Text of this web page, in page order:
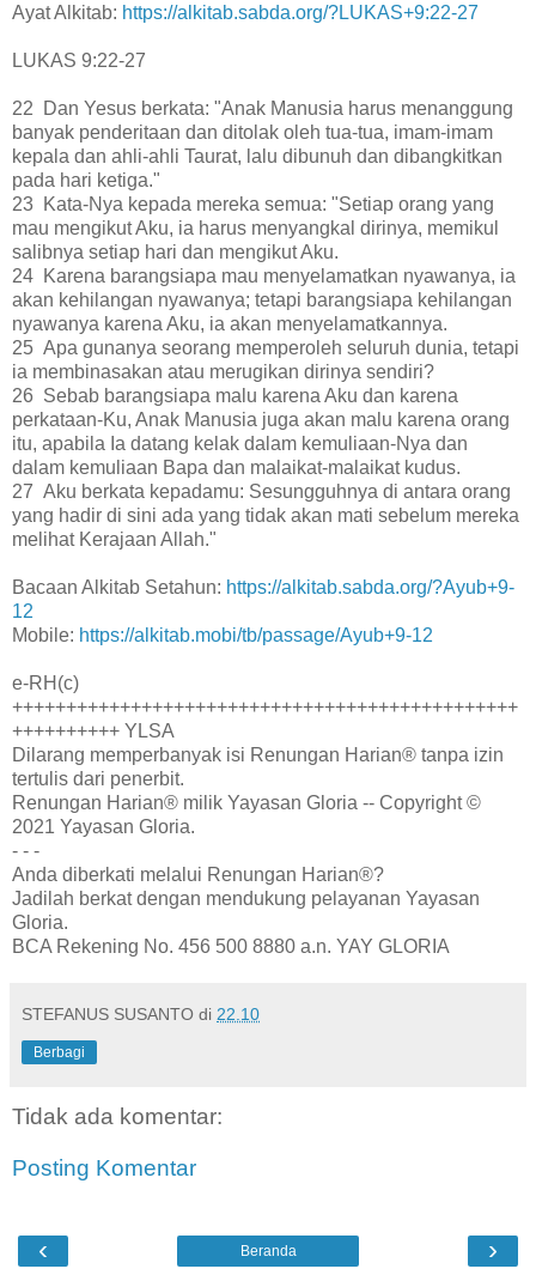
Ayat Alkitab: https://alkitab.sabda.org/?LUKAS+9:22-27
LUKAS 9:22-27
22 Dan Yesus berkata: "Anak Manusia harus menanggung
banyak penderitaan dan ditolak oleh tua-tua, imam-imam
kepala dan ahli-ahli Taurat, lalu dibunuh dan dibangkitkan
pada hari ketiga."
23 Kata-Nya kepada mereka semua: "Setiap orang yang
mau mengikut Aku, ia harus menyangkal dirinya, memikul
salibnya setiap hari dan mengikut Aku.
24 Karena barangsiapa mau menyelamatkan nyawanya, ia
akan kehilangan nyawanya; tetapi barangsiapa kehilangan
nyawanya karena Aku, ia akan menyelamatkannya.
25 Apa gunanya seorang memperoleh seluruh dunia, tetapi
ia membinasakan atau merugikan dirinya sendiri?
26 Sebab barangsiapa malu karena Aku dan karena
perkataan-Ku, Anak Manusia juga akan malu karena orang
itu, apabila Ia datang kelak dalam kemuliaan-Nya dan
dalam kemuliaan Bapa dan malaikat-malaikat kudus.
27 Aku berkata kepadamu: Sesungguhnya di antara orang
yang hadir di sini ada yang tidak akan mati sebelum mereka
melihat Kerajaan Allah."
Bacaan Alkitab Setahun: https://alkitab.sabda.org/?Ayub+9-
12
Mobile: https://alkitab.mobi/tb/passage/Ayub+9-12
e-RH(c)
+++++++++++++++++++++++++++++++++++++++++++++++
++++++++++ YLSA
Dilarang memperbanyak isi Renungan Harian® tanpa izin
tertulis dari penerbit.
Renungan Harian® milik Yayasan Gloria -- Copyright ©
2021 Yayasan Gloria.
- - -
Anda diberkati melalui Renungan Harian®?
Jadilah berkat dengan mendukung pelayanan Yayasan
Gloria.
BCA Rekening No. 456 500 8880 a.n. YAY GLORIA
STEFANUS SUSANTO di 22.10
Berbagi
Tidak ada komentar:
Posting Komentar
‹ ›
Beranda